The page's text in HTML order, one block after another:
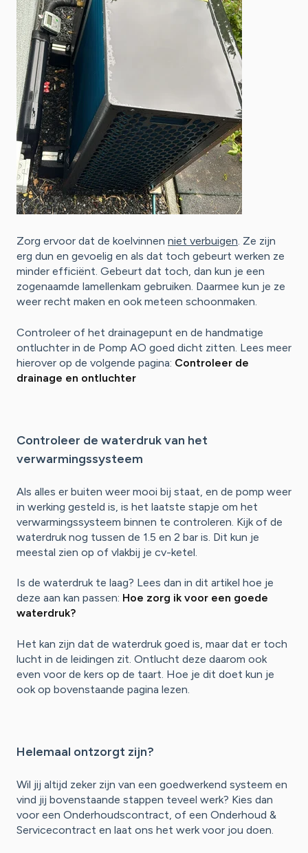
Zorg ervoor dat de koelvinnen niet verbuigen. Ze zijn
erg dun en gevoelig en als dat toch gebeurt werken ze
minder efficiënt. Gebeurt dat toch, dan kun je een
zogenaamde lamellenkam gebruiken. Daarmee kun je ze
weer recht maken en ook meteen schoonmaken.
Controleer of het drainagepunt en de handmatige
ontluchter in de Pomp AO goed dicht zitten. Lees meer
hierover op de volgende pagina: Controleer de
drainage en ontluchter
Controleer de waterdruk van het
verwarmingssysteem
Als alles er buiten weer mooi bij staat, en de pomp weer
in werking gesteld is, is het laatste stapje om het
verwarmingssysteem binnen te controleren. Kijk of de
waterdruk nog tussen de 1.5 en 2 bar is. Dit kun je
meestal zien op of vlakbij je cv-ketel.
Is de waterdruk te laag? Lees dan in dit artikel hoe je
deze aan kan passen: Hoe zorg ik voor een goede
waterdruk?
Het kan zijn dat de waterdruk goed is, maar dat er toch
lucht in de leidingen zit. Ontlucht deze daarom ook
even voor de kers op de taart. Hoe je dit doet kun je
ook op bovenstaande pagina lezen.
Helemaal ontzorgt zijn?
Wil jij altijd zeker zijn van een goedwerkend systeem en
vind jij bovenstaande stappen teveel werk? Kies dan
voor een Onderhoudscontract, of een Onderhoud &
Servicecontract en laat ons het werk voor jou doen.